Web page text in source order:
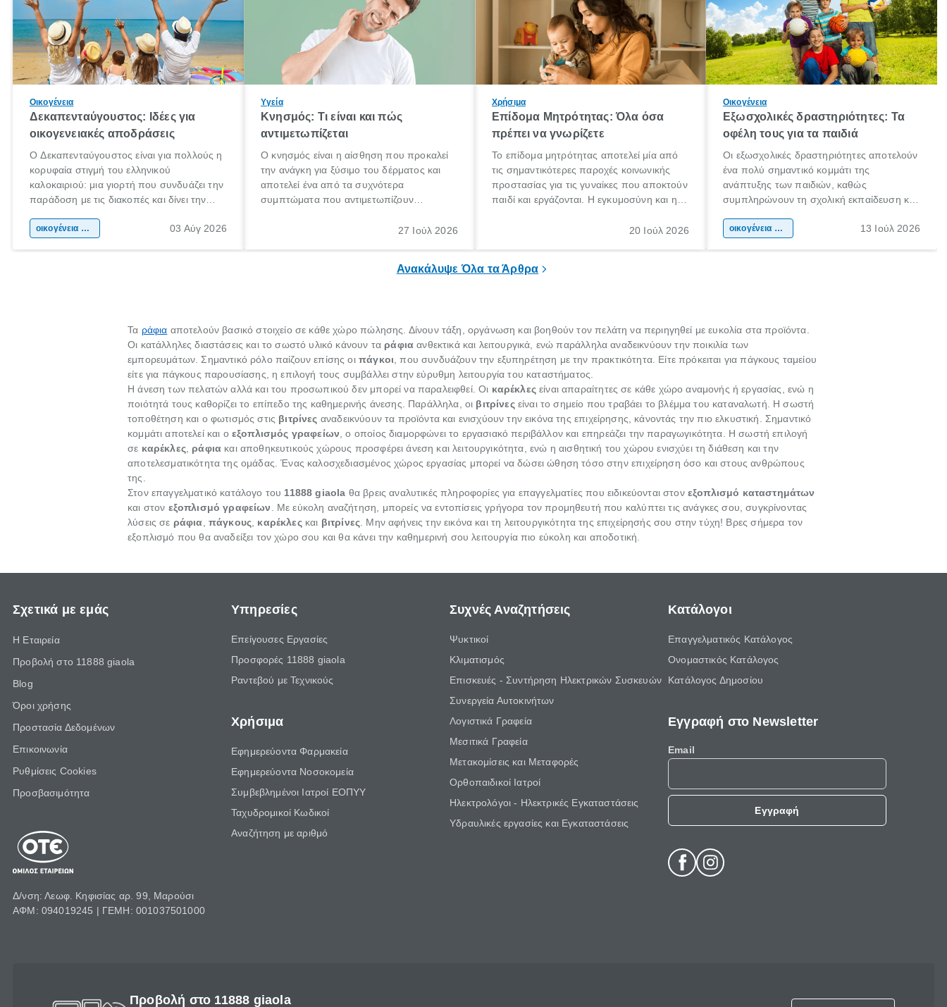
Οικογένεια
Δεκαπενταύγουστος: Ιδέες για
οικογενειακές αποδράσεις
Ο Δεκαπενταύγουστος είναι για πολλούς η
κορυφαία στιγμή του ελληνικού
καλοκαιριού: μια γιορτή που συνδυάζει την
παράδοση με τις διακοπές και δίνει την
χώρας. Είτε πρόκειται για λίγες μέρες
οικογένεια & παιδί 03 Αύγ 2026
Υγεία
Κνησμός: Τι είναι και πώς
αντιμετωπίζεται
Ο κνησμός είναι η αίσθηση που προκαλεί
την ανάγκη για ξύσιμο του δέρματος και
αποτελεί ένα από τα συχνότερα
συμπτώματα που αντιμετωπίζουν
πληροφορίες για το «κνησμός τι είναι»,
27 Ιούλ 2026
Χρήσιμα
Επίδομα Μητρότητας: Όλα όσα
πρέπει να γνωρίζετε
Το επίδομα μητρότητας αποτελεί μία από
τις σημαντικότερες παροχές κοινωνικής
προστασίας για τις γυναίκες που αποκτούν
παιδί και εργάζονται. Η εγκυμοσύνη και η
σημαντική περίοδος στη ζωή κάθε20 Ιούλ 2026
Οικογένεια
Εξωσχολικές δραστηριότητες: Τα
οφέλη τους για τα παιδιά
Οι εξωσχολικές δραστηριότητες αποτελούν
ένα πολύ σημαντικό κομμάτι της
ανάπτυξης των παιδιών, καθώς
συμπληρώνουν τη σχολική εκπαίδευση και
της προσωπικότητας, της κοινωνικότητας
οικογένεια & παιδί 13 Ιούλ 2026
Ανακάλυψε Όλα τα Άρθρα
Τα ράφια αποτελούν βασικό στοιχείο σε κάθε χώρο πώλησης. Δίνουν τάξη, οργάνωση και βοηθούν τον πελάτη να περιηγηθεί με ευκολία στα προϊόντα.
Οι κατάλληλες διαστάσεις και το σωστό υλικό κάνουν ταράφια ανθεκτικά και λειτουργικά, ενώ παράλληλα αναδεικνύουν την ποικιλία των
εμπορευμάτων. Σημαντικό ρόλο παίζουν επίσης οι πάγκοι , που συνδυάζουν την εξυπηρέτηση με την πρακτικότητα. Είτε πρόκειται για πάγκους ταμείου
είτε για πάγκους παρουσίασης, η επιλογή τους συμβάλλει στην εύρυθμη λειτουργία του καταστήματος.
Η άνεση των πελατών αλλά και του προσωπικού δεν μπορεί να παραλειφθεί. Οι καρέκλεςείναι απαραίτητες σε κάθε χώρο αναμονής ή εργασίας, ενώ η
ποιότητά τους καθορίζει το επίπεδο της καθημερινής άνεσης. Παράλληλα, οι βιτρίνεςείναι το σημείο που τραβάει το βλέμμα του καταναλωτή. Η σωστή
τοποθέτηση και ο φωτισμός στις βιτρίνες αναδεικνύουν τα προϊόντα και ενισχύουν την εικόνα της επιχείρησης, κάνοντάς την πιο ελκυστική. Σημαντικό
κομμάτι αποτελεί και ο εξοπλισμός γραφείων , ο οποίος διαμορφώνει το εργασιακό περιβάλλον και επηρεάζει την παραγωγικότητα. Η σωστή επιλογή
σε καρέκλες,ράφια και αποθηκευτικούς χώρους προσφέρει άνεση και λειτουργικότητα, ενώ η αισθητική του χώρου ενισχύει τη διάθεση και την
αποτελεσματικότητα της ομάδας. Ένας καλοσχεδιασμένος χώρος εργασίας μπορεί να δώσει ώθηση τόσο στην επιχείρηση όσο και στους ανθρώπους
της.
Στον επαγγελματικό κατάλογο του 11888 giaola θα βρεις αναλυτικές πληροφορίες για επαγγελματίες που ειδικεύονται στον εξοπλισμό καταστημάτων
και στον εξοπλισμό γραφείων . Με εύκολη αναζήτηση, μπορείς να εντοπίσεις γρήγορα τον προμηθευτή που καλύπτει τις ανάγκες σου, συγκρίνοντας
λύσεις σε ράφια πάγκους καρέκλεςκαι βιτρίνες . Μην αφήνεις την εικόνα και τη λειτουργικότητα της επιχείρησής σου στην τύχη! Βρες σήμερα τον
εξοπλισμό που θα αναδείξει τον χώρο σου και θα κάνει την καθημερινή σου λειτουργία πιο εύκολη και αποδοτική.
Σχετικά με εμάς
Η Εταιρεία
Προβολή στο 11888 giaola
Blog
Όροι χρήσης
Προστασία Δεδομένων
Επικοινωνία
Ρυθμίσεις Cookies
Προσβασιμότητα
Δ/νση: Λεωφ. Κηφισίας αρ. 99, Μαρούσι
ΑΦΜ: 094019245 | ΓΕΜΗ: 001037501000
Υπηρεσίες
Επείγουσες Εργασίες
Προσφορές 11888 giaola
Ραντεβού με Τεχνικούς
Χρήσιμα
Εφημερεύοντα Φαρμακεία
Εφημερεύοντα Νοσοκομεία
Συμβεβλημένοι Ιατροί ΕΟΠΥΥ
Ταχυδρομικοί Κωδικοί
Αναζήτηση με αριθμό
Συχνές Αναζητήσεις
Ψυκτικοί
Κλιματισμός
Επισκευές - Συντήρηση Ηλεκτρικών Συσκευών
Συνεργεία Αυτοκινήτων
Λογιστικά Γραφεία
Μεσιτικά Γραφεία
Μετακομίσεις και Μεταφορές
Ορθοπαιδικοί Ιατροί
Ηλεκτρολόγοι - Ηλεκτρικές Εγκαταστάσεις
Υδραυλικές εργασίες και Εγκαταστάσεις
Κατάλογοι
Επαγγελματικός Κατάλογος
Ονομαστικός Κατάλογος
Κατάλογος Δημοσίου
Εγγραφή στο Newsletter
Email
Εγγραφή
Προβολή στο 11888 giaola